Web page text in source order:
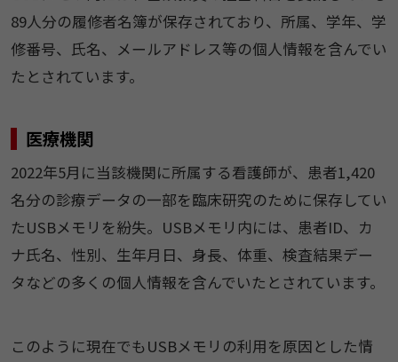
89人分の履修者名簿が保存されており、所属、学年、学
修番号、氏名、メールアドレス等の個人情報を含んでい
たとされています。
医療機関
2022年5月に当該機関に所属する看護師が、患者1,420
名分の診療データの一部を臨床研究のために保存してい
たUSBメモリを紛失。USBメモリ内には、患者ID、カ
ナ氏名、性別、生年月日、身長、体重、検査結果デー
タなどの多くの個人情報を含んでいたとされています。
このように現在でもUSBメモリの利用を原因とした情